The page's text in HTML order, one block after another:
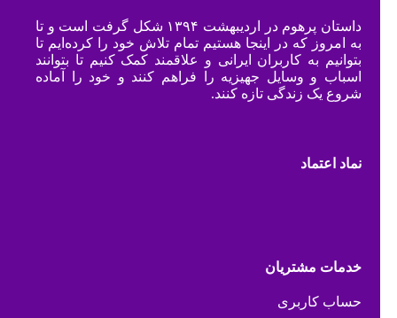
داستان پرهوم در اردیبهشت ۱۳۹۴ شکل گرفت است و تا
به امروز که در اینجا هستیم تمام تلاش خود را کرده‌ایم تا
بتوانیم به کاربران ایرانی و علاقمند کمک کنیم تا بتوانند
اسباب و وسایل جهیزیه را فراهم کنند و خود را آماده
شروع یک زندگی تازه کنند.
نماد اعتماد
خدمات مشتریان
حساب کاربری